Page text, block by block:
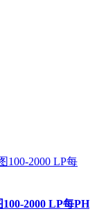
2000 LP每PH